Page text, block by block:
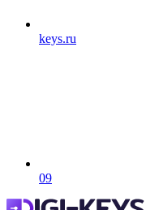
keys.ru
09